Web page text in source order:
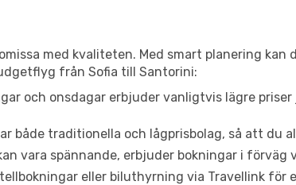
med kvaliteten. Med smart planering kan
från Sofia till Santorini:
och onsdagar erbjuder vanligtvis lägre
både traditionella och lågprisbolag, så att du
vara spännande, erbjuder bokningar i
eller biluthyrning via Travellink för